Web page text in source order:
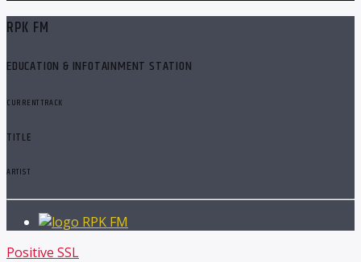
RPK FM
EDUCATION & INFOTAINMENT STATION
CURRENT TRACK
TITLE
ARTIST
RPK FM
Positive SSL